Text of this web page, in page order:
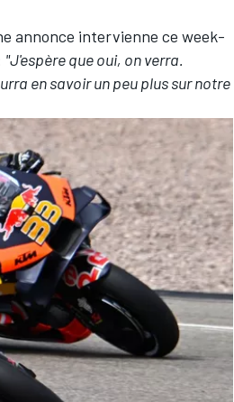
annonce intervienne ce week-
"J'espère que oui, on verra.
en savoir un peu plus sur notre